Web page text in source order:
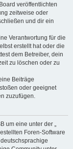
veröffentlichten
zeitweise oder
und dir ein
Verantwortung für die
erstellt hat oder die
dem Betreiber, dein
zu löschen oder zu
Beiträge
oder geeignet
zuzufügen.
um eine unter der „
Foren-Software